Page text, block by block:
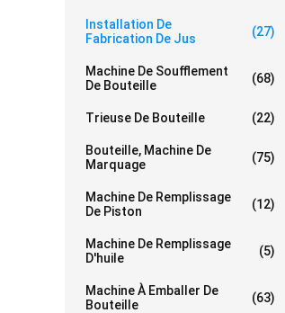
Installation De
Fabrication De Jus
(27)
Machine De Soufflement
De Bouteille
(68)
Trieuse De Bouteille (22)
Bouteille, Machine De
Marquage
(75)
Machine De Remplissage
De Piston
(12)
Machine De Remplissage
D'huile
(5)
Machine À Emballer De
Bouteille
(63)